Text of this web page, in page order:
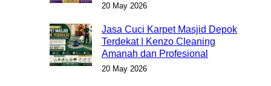
20 May 2026
Jasa Cuci Karpet Masjid Depok
Terdekat | Kenzo Cleaning
Amanah dan Profesional
20 May 2026